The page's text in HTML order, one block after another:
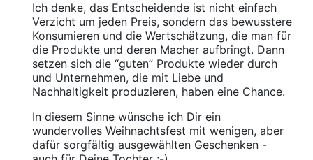
Ich denke, das Entscheidende ist nicht einfach
Verzicht um jeden Preis, sondern das bewusstere
Konsumieren und die Wertschätzung, die man für
die Produkte und deren Macher aufbringt. Dann
setzen sich die “guten” Produkte wieder durch
und Unternehmen, die mit Liebe und
Nachhaltigkeit produzieren, haben eine Chance.
In diesem Sinne wünsche ich Dir ein
wundervolles Weihnachtsfest mit wenigen, aber
dafür sorgfältig ausgewählten Geschenken -